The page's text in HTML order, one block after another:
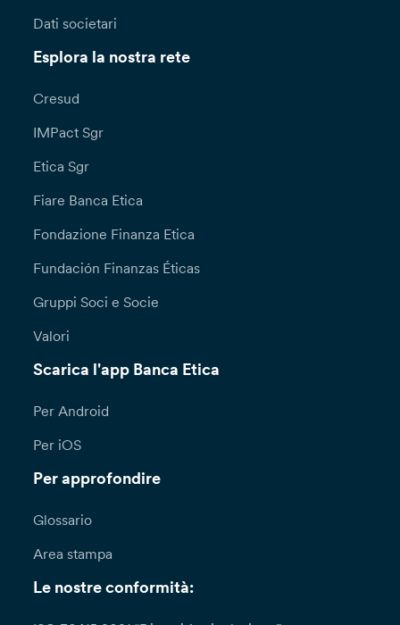
Dati societari
Esplora la nostra rete
Cresud
IMPact Sgr
Etica Sgr
Fiare Banca Etica
Fondazione Finanza Etica
Fundación Finanzas Éticas
Gruppi Soci e Socie
Valori
Scarica l'app Banca Etica
Per Android
Per iOS
Per approfondire
Glossario
Area stampa
Le nostre conformità: